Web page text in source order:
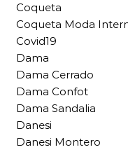
Coqueta
Coqueta Moda
Covid19
Dama
Dama Cerrado
Dama Confot
Dama Sandalia
Danesi
Danesi Montero